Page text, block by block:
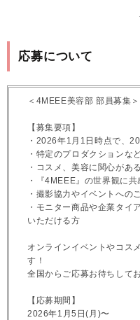
応募について
＜4MEEE美容部 部員募集＞
【募集要項】
・2026年1月1日時点で、
・特定のプロダクションな
・コスメ、美容に関心があ
・『4MEEE』の世界観に
・撮影協力やイベントへの
・モニター商品や企業タイ
いただける方
オンラインイベントやコス
す！
全国からご応募お待ちして
【応募期間】
2026年1月5日(月)〜